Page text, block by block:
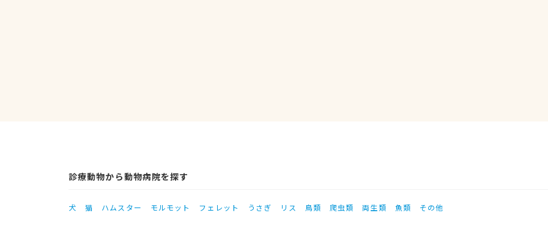
診療動物から動物病院を探す
犬 猫 ハムスター モルモット フェレット うさぎ リス 鳥類 爬虫類 両生類 魚類 その他